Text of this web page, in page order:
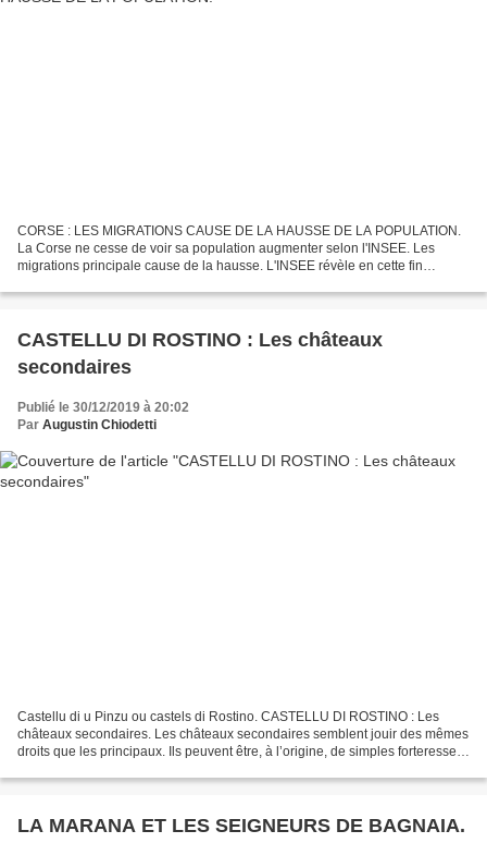
CORSE : LES MIGRATIONS CAUSE DE LA HAUSSE DE LA POPULATION.
La Corse ne cesse de voir sa population augmenter selon l'INSEE. Les
migrations principale cause de la hausse. L'INSEE révèle en cette fin
CASTELLU DI ROSTINO : Les châteaux
secondaires
Publié le 30/12/2019 à 20:02
Par Augustin Chiodetti
Castellu di u Pinzu ou castels di Rostino. CASTELLU DI ROSTINO : Les
châteaux secondaires. Les châteaux secondaires semblent jouir des mêmes
droits que les principaux. Ils peuvent être, à l’origine, de simples forteresses
LA MARANA ET LES SEIGNEURS DE BAGNAIA.